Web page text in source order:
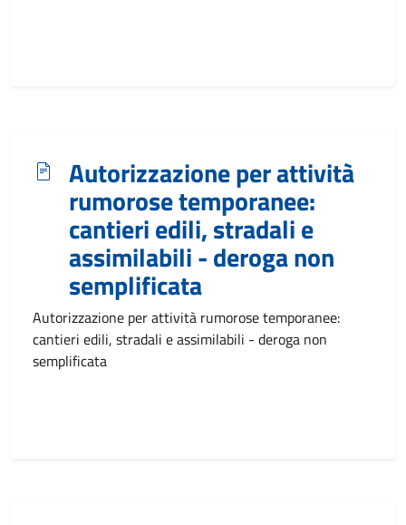
Autorizzazione per attività
rumorose temporanee:
cantieri edili, stradali e
assimilabili - deroga non
semplificata
Autorizzazione per attività rumorose temporanee:
cantieri edili, stradali e assimilabili - deroga non
semplificata